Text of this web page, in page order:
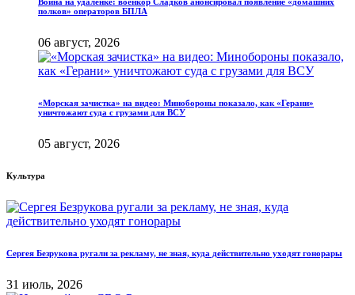
полков» операторов БПЛА
06 август, 2026
«Морская зачистка» на видео: Минобороны показало, как «Герани»
уничтожают суда с грузами для ВСУ
05 август, 2026
Культура
Сергея Безрукова ругали за рекламу, не зная, куда действительно уходят гонорары
31 июль, 2026